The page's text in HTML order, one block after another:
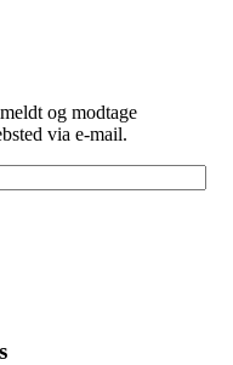
og modtage
via e-mail.